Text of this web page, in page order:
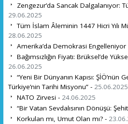
Zengezur’da Sancak Dalgalanıyor:
29.06.2025
Tüm İslam Âleminin 1447 Hicri Yılı
28.06.2025
Amerika’da Demokrasi Engelleniyor
Bağımsızlığın Fiyatı: Brüksel’de
26.06.2025
“Yeni Bir Dünyanın Kapısı: ŞİÖ’nün
Türkiye’nin Tarihi Misyonu” - 25.06.2025
NATO Zirvesi - 24.06.2025
“Bir Vatan Sevdalısının Dönüşü:
Korkulan mı, Umut Olan mı? -